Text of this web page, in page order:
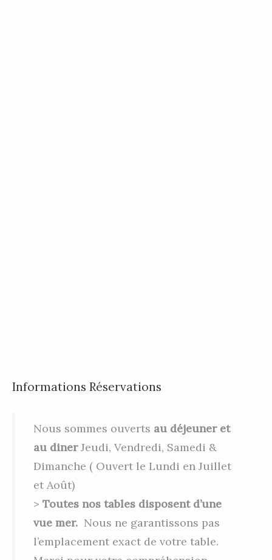
Informations Réservations
Nous sommes ouverts au déjeuner et
au dinerJeudi, Vendredi, Samedi &
Dimanche ( Ouvert le Lundi en Juillet
et Août)
> Toutes nos tables disposent d’une
vue mer. Nous ne garantissons pas
l’emplacement exact de votre table.